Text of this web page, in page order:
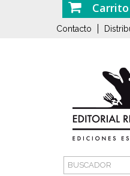
Carrito
Contacto